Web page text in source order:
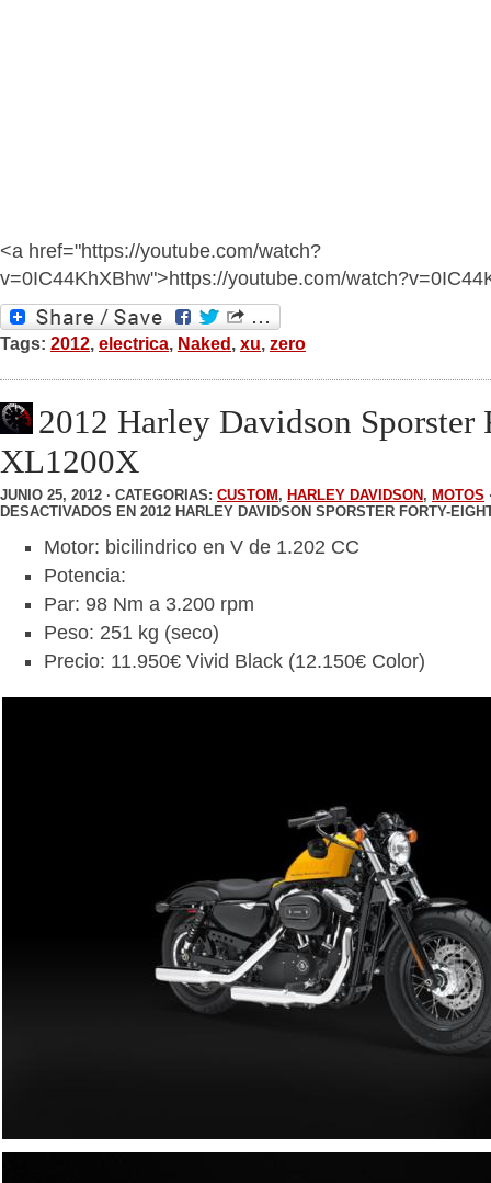
<a href="https://youtube.com/watch?
v=0IC44KhXBhw">https://youtube.com/
Tags: 2012, electrica, Naked, xu, zero
2012 Harley Davidson
XL1200X
JUNIO 25, 2012 · CATEGORIAS: CUSTOM , HARLEY DAVIDSON , MOTOS
DESACTIVADOS EN 2012 HARLEY DAVIDSON SPORSTER FORTY-
Motor: bicilindrico en V de 1.202 CC
Potencia:
Par: 98 Nm a 3.200 rpm
Peso: 251 kg (seco)
Precio: 11.950€ Vivid Black (12.150€ Color)